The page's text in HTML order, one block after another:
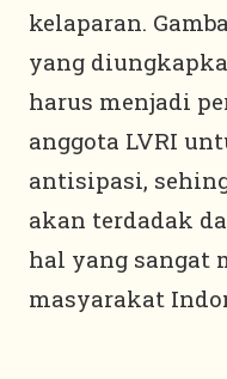
kelaparan.
yang
harus menjadi
anggota LVRI
antisipasi,
akan terdadak
hal yang sangat
masyarakat